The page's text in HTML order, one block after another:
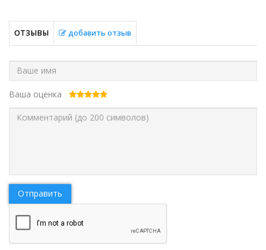
ОТЗЫВЫ добавить отзыв
Ваша оценка
Отправить